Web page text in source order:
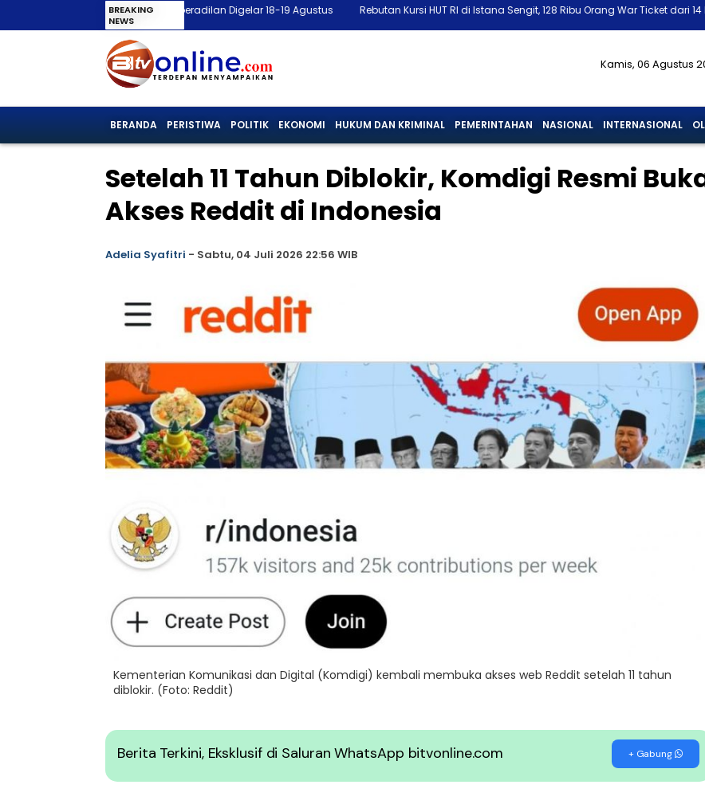
BREAKING
NEWS
Dua Sidang Praperadilan Digelar 18-19 Agustus Rebutan Kursi HUT RI di Istana Sengit, 128 Ribu Orang War Ticket dari 14 Negara
Kamis, 06 Agustus
BERANDA PERISTIWA POLITIK EKONOMI HUKUM DAN KRIMINAL PEMERINTAHAN NASIONAL INTERNASIONAL
Setelah 11 Tahun Diblokir, Komdigi Resmi
Akses Reddit di Indonesia
Adelia Syafitri - Sabtu, 04 Juli 2026 22:56 WIB
Kementerian Komunikasi dan Digital (Komdigi) kembali membuka akses web Reddit setelah 11 tahun
diblokir. (Foto: Reddit)
Berita Terkini, Eksklusif di Saluran WhatsApp bitvonline.com + Gabung